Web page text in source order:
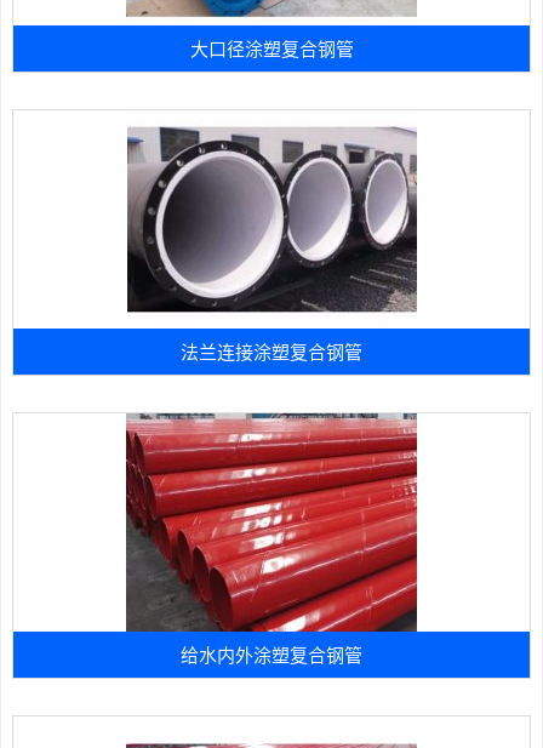
大口径涂塑复合钢管
法兰连接涂塑复合钢管
给水内外涂塑复合钢管